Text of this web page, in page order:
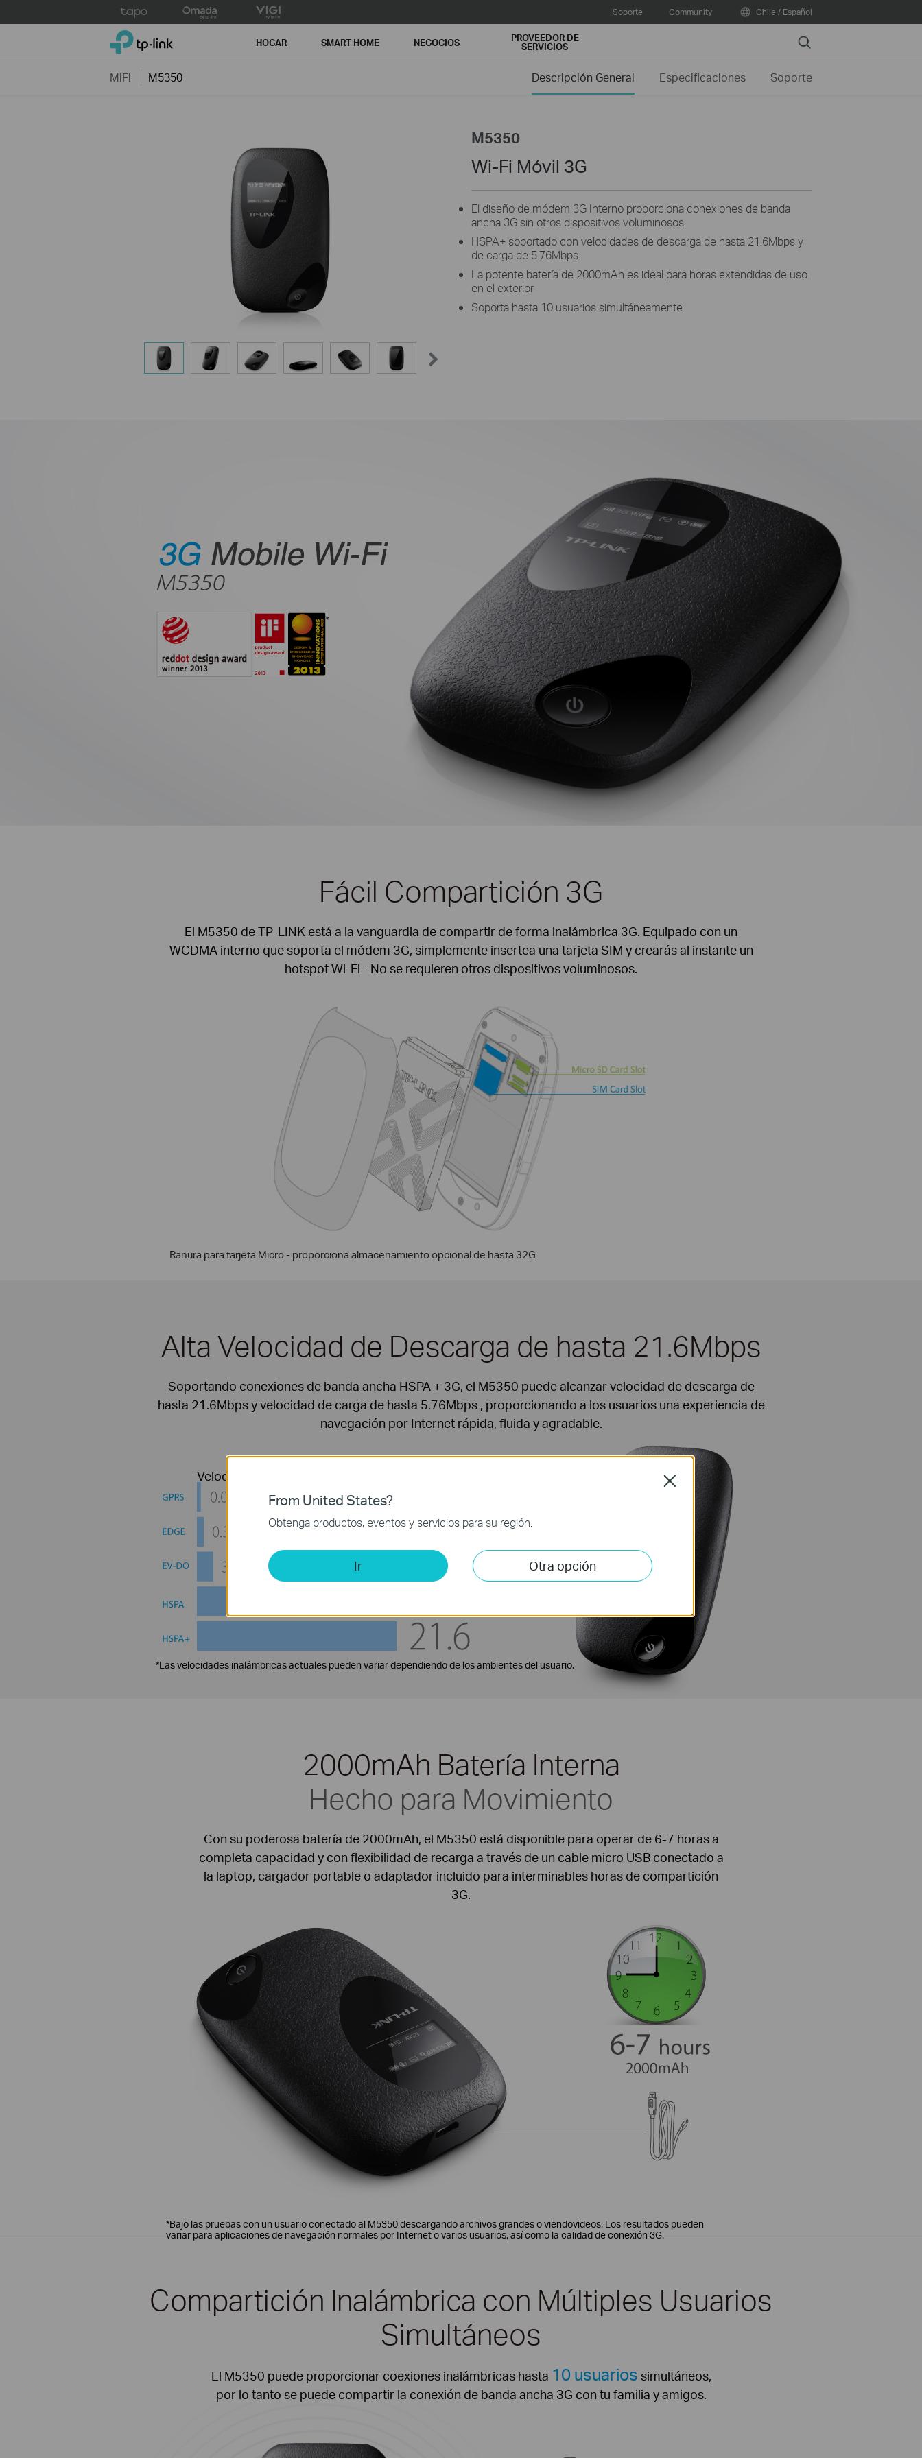
to
Soporte Community Chile / Español
TP-Link, Reliably Smart HOGAR SMART HOME NEGOCIOS PROVEEDOR DE
SERVICIOS Search
MiFi M5350 Descripción General Especificaciones Soporte
M5350
Wi-Fi Móvil 3G
El diseño de módem 3G Interno proporciona conexiones de banda
ancha 3G sin otros dispositivos voluminosos.
HSPA+ soportado con velocidades de descarga de hasta 21.6Mbps y
de carga de 5.76Mbps
La potente batería de 2000mAh es ideal para horas extendidas de uso
en el exterior
Soporta hasta 10 usuarios simultáneamente
Fácil Compartición 3G
El M5350 de TP-LINK está a la vanguardia de compartir de forma inalámbrica 3G. Equipado con un
WCDMA interno que soporta el módem 3G, simplemente insertea una tarjeta SIM y crearás al instante un
hotspot Wi-Fi - No se requieren otros dispositivos voluminosos.
Ranura para tarjeta Micro - proporciona almacenamiento opcional de hasta 32G
Alta Velocidad de Descarga de hasta 21.6Mbps
Soportando conexiones de banda ancha HSPA + 3G, el M5350 puede alcanzar velocidad de descarga de
hasta 21.6Mbps y velocidad de carga de hasta 5.76Mbps , proporcionando a los usuarios una experiencia de
navegación por Internet rápida, fluida y agradable.
Velocidades de Descarga /Mbps
*Las velocidades inalámbricas actuales pueden variar dependiendo de los ambientes del usuario.
2000mAh Batería Interna
Hecho para Movimiento
Con su poderosa batería de 2000mAh, el M5350 está disponible para operar de 6-7 horas a
completa capacidad y con flexibilidad de recarga a través de un cable micro USB conectado a
la laptop, cargador portable o adaptador incluido para interminables horas de compartición
3G.
*Bajo las pruebas con un usuario conectado al M5350 descargando archivos grandes o viendovideos. Los resultados pueden
variar para aplicaciones de navegación normales por Internet o varios usuarios, así como la calidad de conexión 3G.
Compartición Inalámbrica con Múltiples Usuarios
Simultáneos
El M5350 puede proporcionar coexiones inalámbricas hasta 10 usuarios simultáneos,
por lo tanto se puede compartir la conexión de banda ancha 3G con tu familia y amigos.
From United States?
Obtenga productos, eventos y servicios para su región.
Ir Otra opción
Close